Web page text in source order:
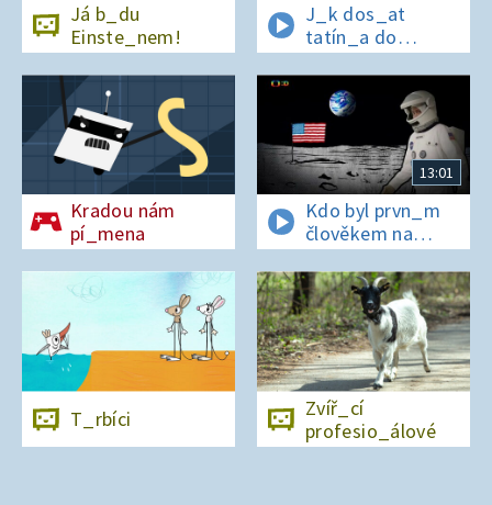
Já b_du
Einste_nem!
J_k dos_at
tatín_a do
polepš_vny
Kradou nám
pí_mena
13:01
Kdo byl prvn_m
člověkem na
Měs_ci?
T_rbíci
Zvíř_cí
profesio_álové